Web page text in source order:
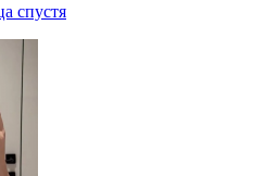
спустя